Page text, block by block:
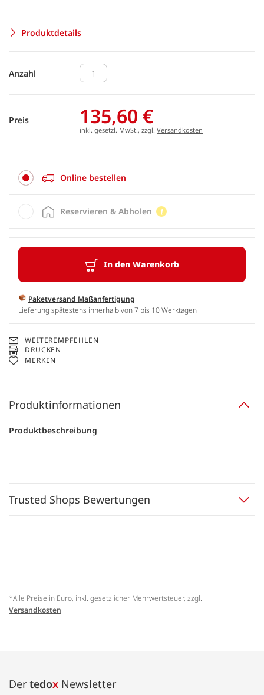
Produktdetails
Anzahl
Preis 135,60 €
inkl. gesetzl. MwSt., zzgl. Versandkosten
Online bestellen
In den Warenkorb
Paketversand Maßanfertigung
Lieferung spätestens innerhalb von 7 bis 10 Werktagen
Reservieren & Abholen
WEITEREMPFEHLEN
DRUCKEN
MERKEN
Produktinformationen
Produktbeschreibung
Trusted Shops Bewertungen
*Alle Preise in Euro, inkl. gesetzlicher Mehrwertsteuer, zzgl.
Versandkosten
Der tedox Newsletter